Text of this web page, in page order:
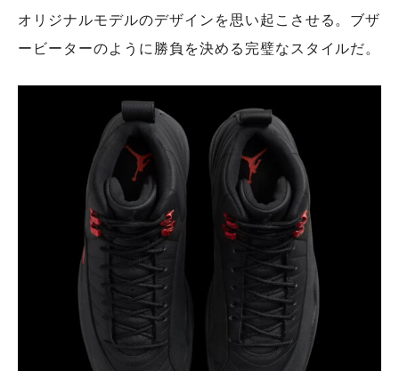
オリジナルモデルのデザインを思い起こさせる。ブザ
ービーターのように勝負を決める完璧なスタイルだ。